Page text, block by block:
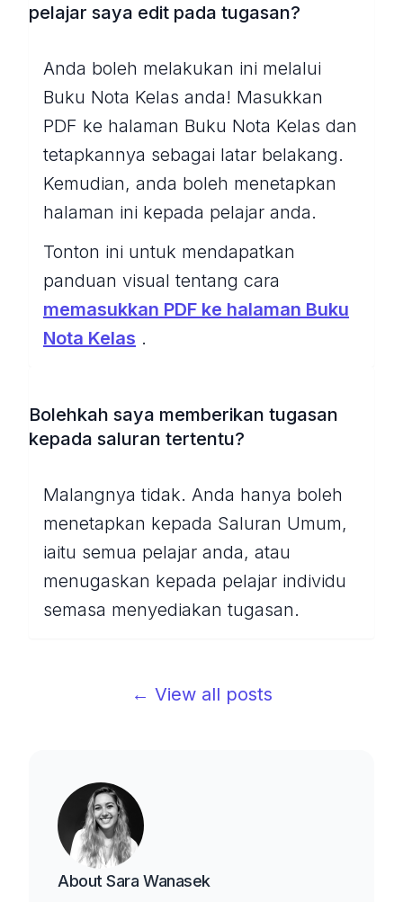
pelajar saya edit pada tugasan?
Anda boleh melakukan ini melalui
Buku Nota Kelas anda! Masukkan
PDF ke halaman Buku Nota Kelas dan
tetapkannya sebagai latar belakang.
Kemudian, anda boleh menetapkan
halaman ini kepada pelajar anda.
Tonton ini untuk mendapatkan
panduan visual tentang cara
memasukkan PDF ke halaman Buku
Nota Kelas .
Bolehkah saya memberikan tugasan
kepada saluran tertentu?
Malangnya tidak. Anda hanya boleh
menetapkan kepada Saluran Umum,
iaitu semua pelajar anda, atau
menugaskan kepada pelajar individu
semasa menyediakan tugasan.
← View all posts
About Sara Wanasek